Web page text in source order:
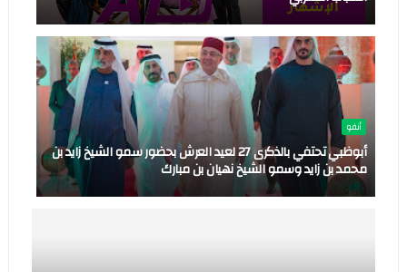
أنفو
أبوظبي تحتفي بالذكرى 27 لعيد العرش بحضور سمو الشيخ زايد بن
محمد بن زايد وسمو الشيخ نهيان بن مبارك